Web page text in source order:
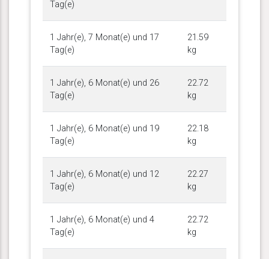
Tag(e)
1 Jahr(e), 7 Monat(e) und 17
Tag(e)
21.59
kg
1 Jahr(e), 6 Monat(e) und 26
Tag(e)
22.72
kg
1 Jahr(e), 6 Monat(e) und 19
Tag(e)
22.18
kg
1 Jahr(e), 6 Monat(e) und 12
Tag(e)
22.27
kg
1 Jahr(e), 6 Monat(e) und 4
Tag(e)
22.72
kg